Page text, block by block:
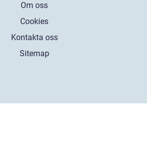
Om oss
Cookies
Kontakta oss
Sitemap